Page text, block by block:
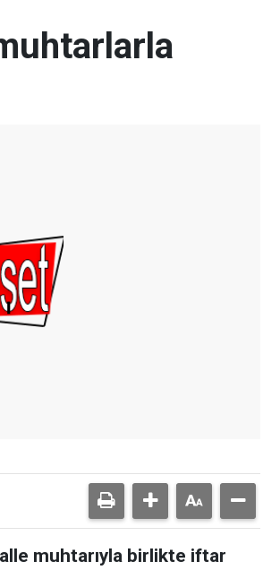
muhtarıyla birlikte iftar